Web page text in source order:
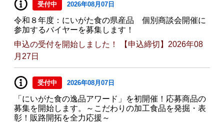
受付中 2026年08月07日
令和８年度：にいがた食の県産品 個別商談会開催に
参加するバイヤーを募集します！
申込の受付を開始しました！ 【申込締切】2026年08
月27日
受付中 2026年08月07日
「にいがた食の逸品アワード」を初開催！応募商品の
募集を開始します。～こだわりの加工食品を発掘・表
彰！販路開拓を全力応援～